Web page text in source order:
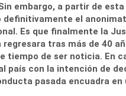
embargo, a partir de
el
Es que finalmente la
tras más de 40
tiempo de ser noticia. En
país con la intención de
pasada encuadra